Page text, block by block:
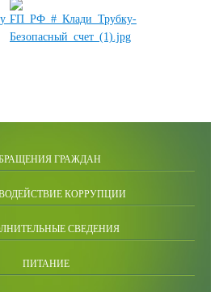
ГРАЖДАН
КОРРУПЦИИ
СВЕДЕНИЯ
ПИТАНИЕ